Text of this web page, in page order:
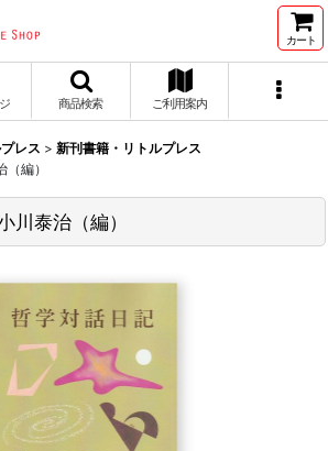
カート
商品検索 ご利用案内
レス > 新刊書籍・リトルプレス
編）
川泰治（編）